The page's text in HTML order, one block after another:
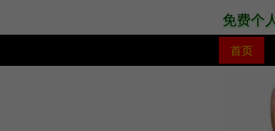
免费个
首页